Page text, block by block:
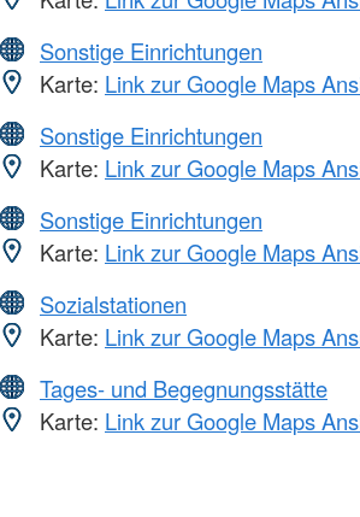
Sonstige Einrichtungen
Karte: Link zur Google Maps
Sonstige Einrichtungen
Karte: Link zur Google Maps
Sonstige Einrichtungen
Karte: Link zur Google Maps
Sozialstationen
Karte: Link zur Google Maps
Tages- und Begegnungsstätte
Karte: Link zur Google Maps